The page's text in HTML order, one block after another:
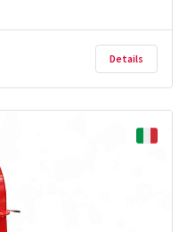
Details